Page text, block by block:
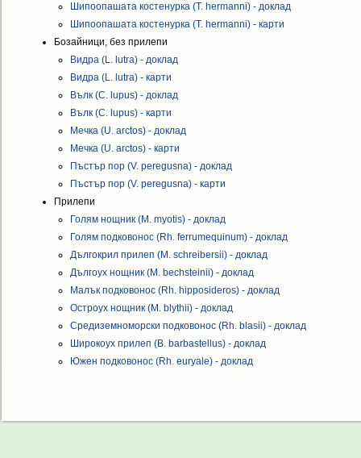
Шипоопашата костенурка (T. hermanni) - доклад
Шипоопашата костенурка (T. hermanni) - карти
Бозайници, без прилепи
Видра (L. lutra) - доклад
Видра (L. lutra) - карти
Вълк (C. lupus) - доклад
Вълк (C. lupus) - карти
Мечка (U. arctos) - доклад
Мечка (U. arctos) - карти
Пъстър пор (V. peregusna) - доклад
Пъстър пор (V. peregusna) - карти
Прилепи
Голям нощник (M. myotis) - доклад
Голям подковонос (Rh. ferrumequinum) - доклад
Дългокрил прилеп (M. schreibersii) - доклад
Дългоух нощник (M. bechsteinii) - доклад
Малък подковонос (Rh. hipposideros) - доклад
Остроух нощник (M. blythii) - доклад
Средиземноморски подковонос (Rh. blasii) - доклад
Широкоух прилеп (B. barbastellus) - доклад
Южен подковонос (Rh. euryale) - доклад